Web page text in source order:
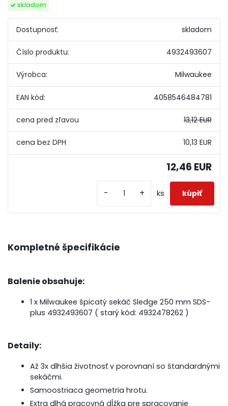
skladom
Dostupnosť: skladom
Číslo produktu: 4932493607
Výrobca: Milwaukee
EAN kód: 4058546484781
cena pred zľavou 13,12 EUR
10,13 EUR
12,46 EUR
- + ks
Kompletné špecifikácie
Balenie obsahuje:
1 x Milwaukee špicatý sekáč Sledge 250 mm SDS-
plus 4932493607 ( starý kód: 4932478262 )
Detaily:
Až 3x dlhšia životnosť v porovnaní so štandardnými
sekáčmi.
Samoostriaca geometria hrotu.
Extra dlhá pracovná dĺžka pre spracovanie